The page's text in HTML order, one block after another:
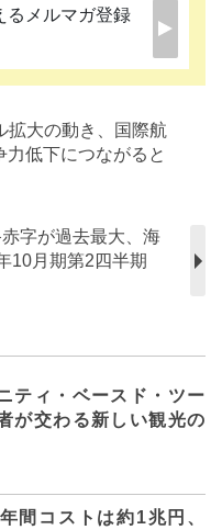
るメルマガ登録
拡大の動き、国際航
低下につながると
字が過去最大、海
月期第2四半期
ティ・ベースド・ツー
が交わる新しい観光の
間コストは約1兆円、